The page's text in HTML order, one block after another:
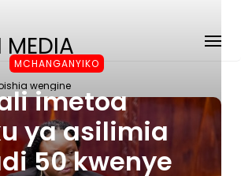
MEDIA
wengine
MCHANGANYIKO
imetoa
ya asilimia
50 kwenye